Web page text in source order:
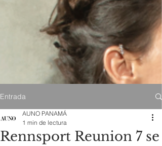
Entrada
Rennsport Reunion 7 se
AUNO PANAMÁ
1 min de lectura